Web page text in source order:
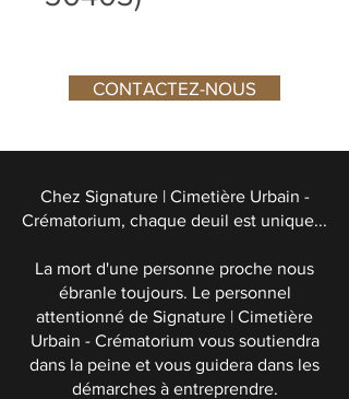
CONTACTEZ-NOUS
Chez Signature | Cimetière Urbain -
Crématorium, chaque deuil est unique...
La mort d'une personne proche nous
ébranle toujours. Le personnel
attentionné de Signature | Cimetière
Urbain - Crématorium vous soutiendra
dans la peine et vous guidera dans les
démarches à entreprendre.